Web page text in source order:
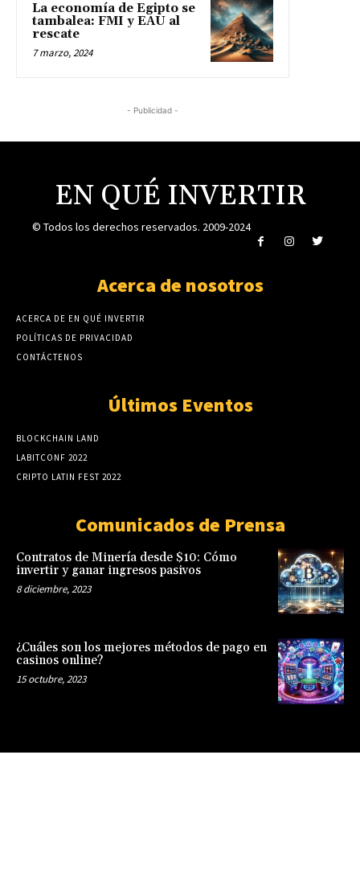
La economía de Egipto se
tambalea: FMI y EAU al
rescate
7 marzo, 2024
- Publicidad -
EN QUÉ INVERTIR
© Todos los derechos reservados. 2009-2024
Acerca de nosotros
ACERCA DE EN QUÉ INVERTIR
POLÍTICAS DE PRIVACIDAD
CONTÁCTENOS
Últimos Eventos
BLOCKCHAIN LAND
LABITCONF 2022
CRIPTO LATIN FEST 2022
Comunicados de Prensa
Contratos de Minería desde $10: Cómo
invertir y ganar ingresos pasivos
8 diciembre, 2023
¿Cuáles son los mejores métodos de pago en
casinos online?
15 octubre, 2023